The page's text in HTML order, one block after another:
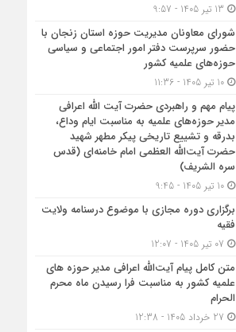
شورای معاونان مدیریت حوزه استان زنجان با
حضور سرپرست دفتر امور اجتماعی و سیاسی
حوزه‌های علمیه کشور
10 تیر 1405 - 11:36
پیام مهم و راهبردی حضرت آیت الله اعرافی
مدیر حوزه‌های علمیه به مناسبت ایام وداع،
بدرقه و تشییع تاریخی پیکر مطهر شهید
حضرت آیت‌الله العظمی امام خامنه‌ای (قدس
سره الشریف)
10 تیر 1405 - 9:45
برگزاری دوره مجازی با موضوع درسنامه ولایت
فقیه
متن کامل پیام آیت‌الله اعرافی مدیر حوزه های
علمیه کشور به مناسبت فرا رسیدن ماه محرم
الحرام